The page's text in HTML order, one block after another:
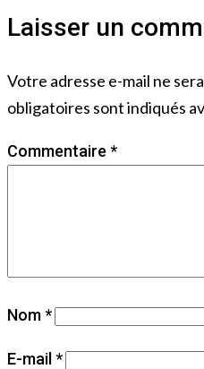
Laisser un
Votre adresse e-mail ne
obligatoires sont indiqués
Commentaire *
Nom*
E-mail*